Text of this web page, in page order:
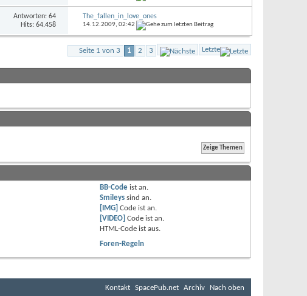
Antworten: 64
Hits: 64.458
The_fallen_in_love_ones
14.12.2009, 02:42
Seite 1 von 3 1 2 3 Letzte
BB-Codeist an.
Smileyssind an.
[IMG] Code ist an.
[VIDEO] Code ist an.
HTML-Code ist aus.
Foren-Regeln
Kontakt SpacePub.net Archiv Nach oben